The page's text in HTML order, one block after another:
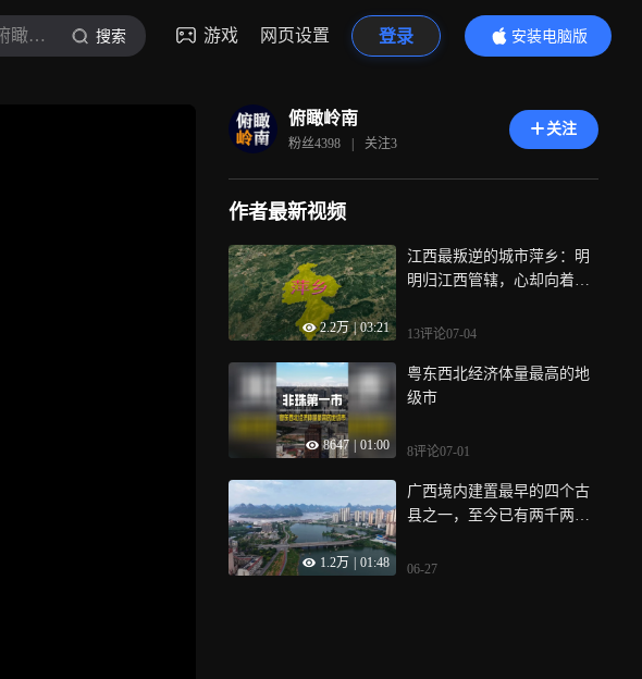
俯瞰岭南 搜索 游戏 网页设置 登录
安装电脑版
内容更精彩
俯瞰岭南
粉丝4398 | 关注3
关注
作者最新视频
2.2万 | 03:21
江西最叛逆的城市萍乡：明
明归江西管辖，心却向着长
13评论07-04
8647 01:00
粤东西北经济体量最高的地
级市
8评论07-01
1.2万 01:48
广西境内建置最早的四个古
县之一，至今已有两千两百
06-27